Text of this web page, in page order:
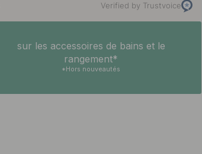
Verified by Trustvoice
sur les accessoires de bains et le
rangement*
*Hors nouveautés